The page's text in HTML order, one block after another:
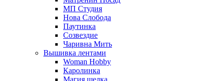
МП Студия
Нова Слобода
Паутинка
Созвездие
Чаривна Мить
Вышивка лентами
Woman Hobby
Каролинка
Магия шелка